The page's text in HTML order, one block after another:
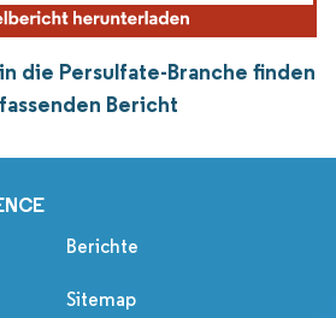
die Persulfate-Branche finden
Bericht
Berichte
Sitemap